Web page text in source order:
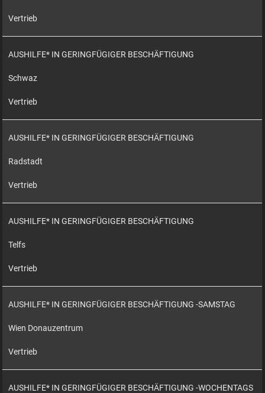
Vertrieb
AUSHILFE* IN GERINGFÜGIGER BESCHÄFTIGUNG
Schwaz
Vertrieb
AUSHILFE* IN GERINGFÜGIGER BESCHÄFTIGUNG
Radstadt
Vertrieb
AUSHILFE* IN GERINGFÜGIGER BESCHÄFTIGUNG
Telfs
Vertrieb
AUSHILFE* IN GERINGFÜGIGER BESCHÄFTIGUNG -SAMSTAG
Wien Donauzentrum
Vertrieb
AUSHILFE* IN GERINGFÜGIGER BESCHÄFTIGUNG -WOCHENTAGS